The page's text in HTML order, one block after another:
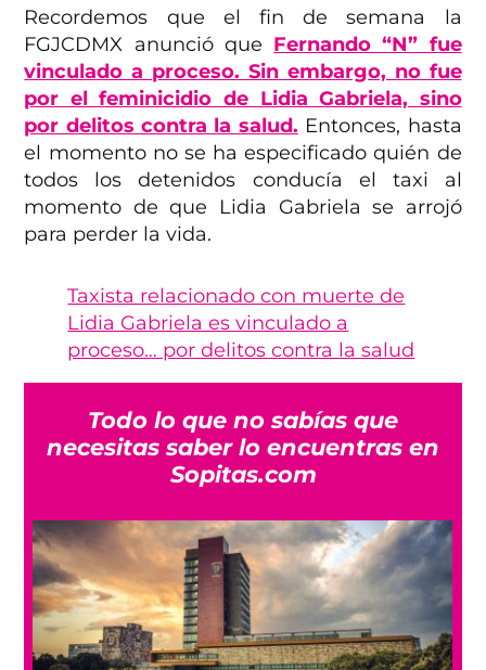
Recordemos que el fin de semana la
FGJCDMX anunció que Fernando “N” fue
vinculado a proceso. Sin embargo, no fue
por el feminicidio de Lidia Gabriela, sino
por delitos contra la salud. Entonces, hasta
el momento no se ha especificado quién de
todos los detenidos conducía el taxi al
momento de que Lidia Gabriela se arrojó
para perder la vida.
Taxista relacionado con muerte de
Lidia Gabriela es vinculado a
proceso… por delitos contra la salud
Todo lo que no sabías que
necesitas saber lo encuentras en
Sopitas.com